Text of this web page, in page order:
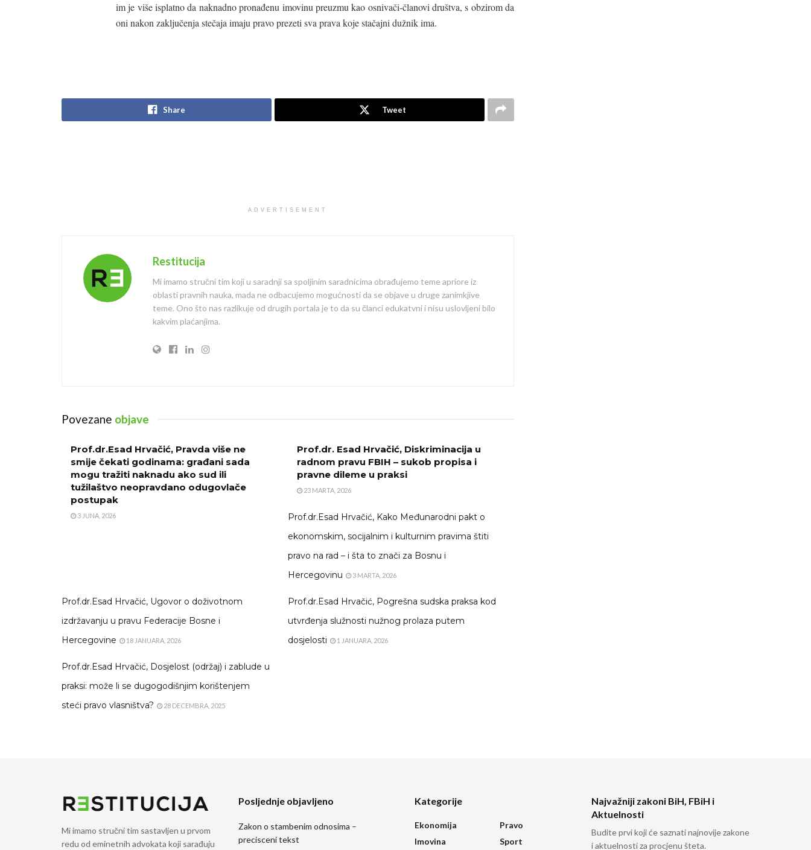
im je više isplatno da naknadno pronađenu imovinu preuzmu kao osnivači-članovi društva, s obzirom da
oni nakon zaključenja stečaja imaju pravo prezeti sva prava koje stačajni dužnik ima.
Share Tweet
ADVERTISEMENT
Restitucija
Mi imamo stručni tim koji u saradnji sa spoljinim saradnicima obrađujemo teme apriore iz
oblasti pravnih nauka, mada ne odbacujemo mogućnosti da se objave u druge zanimkjive
teme. Ono što nas razlikuje od drugih portala je to da su članci edukatvni i nisu uslovljeni bilo
kakvim plaćanjima.
Povezane objave
Prof.dr.Esad Hrvačić, Pravda više ne
smije čekati godinama: građani sada
mogu tražiti naknadu ako sud ili
tužilaštvo neopravdano odugovlače
postupak
3 JUNA, 2026
Prof.dr. Esad Hrvačić, Diskriminacija u
radnom pravu FBIH – sukob propisa i
pravne dileme u praksi
23 MARTA, 2026
Prof.dr.Esad Hrvačić, Kako Međunarodni pakt o
ekonomskim, socijalnim i kulturnim pravima štiti
pravo na rad – i šta to znači za Bosnu i
Hercegovinu
3 MARTA, 2026
Prof.dr.Esad Hrvačić, Ugovor o doživotnom
izdržavanju u pravu Federacije Bosne i
Hercegovine
18 JANUARA, 2026
Prof.dr.Esad Hrvačić, Pogrešna sudska praksa kod
utvrđenja služnosti nužnog prolaza putem
dosjelosti
1 JANUARA, 2026
Prof.dr.Esad Hrvačić, Dosjelost (održaj) i zablude u
praksi: može li se dugogodišnjim korištenjem
steći pravo vlasništva?
28 DECEMBRA, 2025
Mi imamo stručni tim sastavljen u prvom
redu od eminetnih advokata koji sarađuju
Posljednje objavljeno
Zakon o stambenim odnosima –
precisceni tekst
Kategorije
Ekonomija
Imovina
Pravo
Sport
Najvažniji zakoni BiH, FBiH i
Aktuelnosti
Budite prvi koji će saznati najnovije zakone
i aktuelnosti za procjenu šteta.